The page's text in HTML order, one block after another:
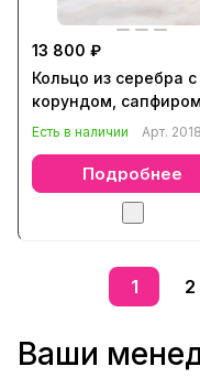
13 800 ₽
Кольцо из серебра с
корундом, сапфиром
Есть в наличии Арт.
Подробнее
1 2
Ваши